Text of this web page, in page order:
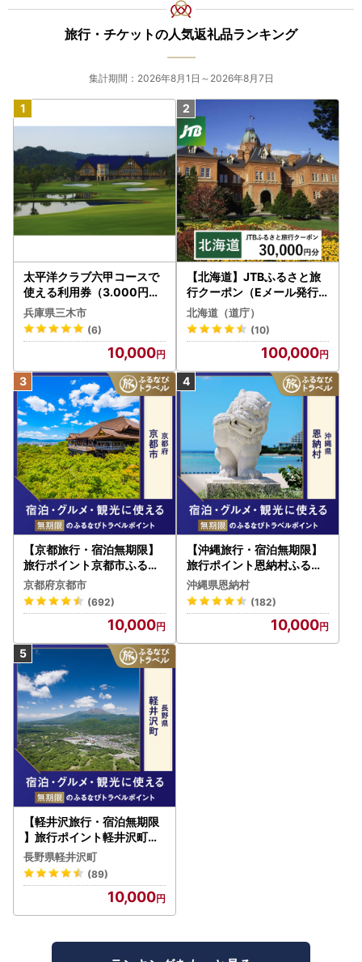
旅行・チケットの人気返礼品ランキング
集計期間：2026年8月1日～2026年8月7日
太平洋クラブ六甲コースで
使える利用券（3.000円分
）
兵庫県三木市
(6)
10,000
【北海道】JTBふるさと旅
行クーポン（Eメール発行
）30,000円分 旅行 トラベ
ル 宿泊 人気 おすすめ JTB
W030T
北海道（道庁）
(10)
100,000
【京都旅行・宿泊無期限】
旅行ポイント京都市ふるな
びトラベルポイント
京都府京都市
(692)
10,000
【沖縄旅行・宿泊無期限】
旅行ポイント恩納村ふるな
びトラベルポイント
沖縄県恩納村
(182)
10,000
【軽井沢旅行・宿泊無期限
】旅行ポイント軽井沢町ふ
るなびトラベルポイント
長野県軽井沢町
(89)
10,000